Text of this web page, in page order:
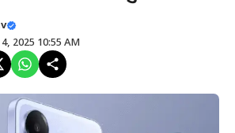
2025 10:55 AM